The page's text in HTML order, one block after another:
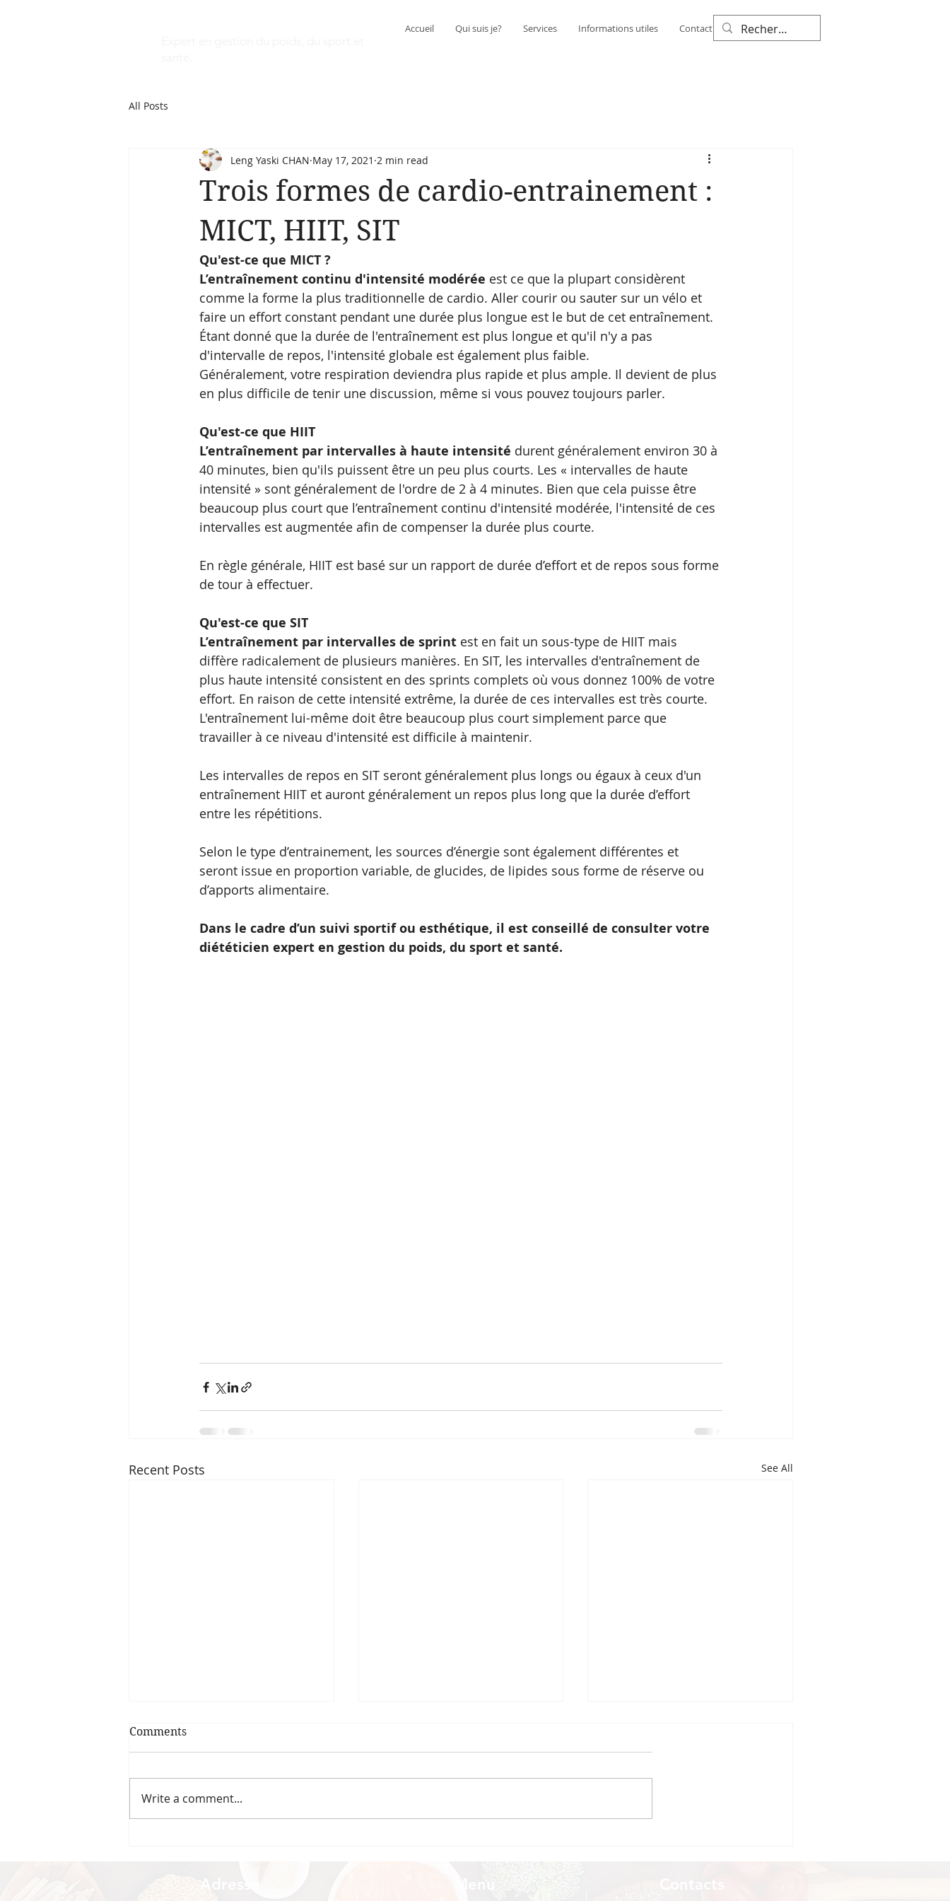
Accueil Qui suis je? Services Informations utiles Contact More
All Posts
Trois formes de cardio-entrainement :
MICT, HIIT, SIT
Leng Yaski CHAN May 17, 2021 2 min read
Qu'est-ce que MICT ?
L’entraînement continu d'intensité modérée est ce que la plupart considèrent
comme la forme la plus traditionnelle de cardio. Aller courir ou sauter sur un vélo et
faire un effort constant pendant une durée plus longue est le but de cet entraînement.
Étant donné que la durée de l'entraînement est plus longue et qu'il n'y a pas
d'intervalle de repos, l'intensité globale est également plus faible.
Généralement, votre respiration deviendra plus rapide et plus ample. Il devient de plus
en plus difficile de tenir une discussion, même si vous pouvez toujours parler.
Qu'est-ce que HIIT
L’entraînement par intervalles à haute intensité durent généralement environ 30 à
40 minutes, bien qu'ils puissent être un peu plus courts. Les « intervalles de haute
intensité » sont généralement de l'ordre de 2 à 4 minutes. Bien que cela puisse être
beaucoup plus court que l’entraînement continu d'intensité modérée, l'intensité de ces
intervalles est augmentée afin de compenser la durée plus courte.
En règle générale, HIIT est basé sur un rapport de durée d’effort et de repos sous forme
de tour à effectuer.
Qu'est-ce que SIT
L’entraînement par intervalles de sprint est en fait un sous-type de HIIT mais
diffère radicalement de plusieurs manières. En SIT, les intervalles d'entraînement de
plus haute intensité consistent en des sprints complets où vous donnez 100% de votre
effort. En raison de cette intensité extrême, la durée de ces intervalles est très courte.
L'entraînement lui-même doit être beaucoup plus court simplement parce que
travailler à ce niveau d'intensité est difficile à maintenir.
Les intervalles de repos en SIT seront généralement plus longs ou égaux à ceux d'un
entraînement HIIT et auront généralement un repos plus long que la durée d’effort
entre les répétitions.
Selon le type d’entrainement, les sources d’énergie sont également différentes et
seront issue en proportion variable, de glucides, de lipides sous forme de réserve ou
d’apports alimentaire.
Dans le cadre d’un suivi sportif ou esthétique, il est conseillé de consulter votre
diététicien expert en gestion du poids, du sport et santé.
Recent Posts See All
Comments
Write a comment...